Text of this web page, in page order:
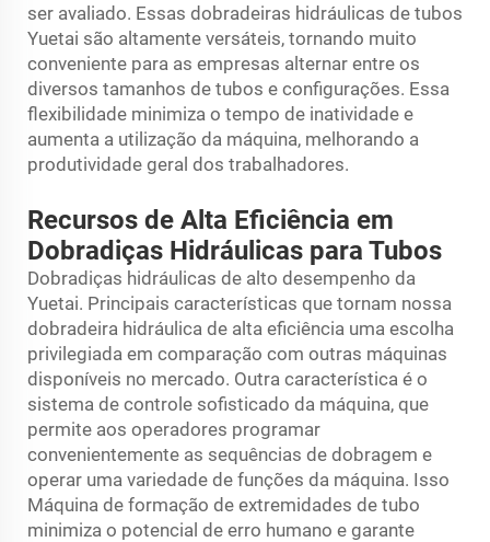
ser avaliado. Essas dobradeiras hidráulicas de tubos
Yuetai são altamente versáteis, tornando muito
conveniente para as empresas alternar entre os
diversos tamanhos de tubos e configurações. Essa
flexibilidade minimiza o tempo de inatividade e
aumenta a utilização da máquina, melhorando a
produtividade geral dos trabalhadores.
Recursos de Alta Eficiência em
Dobradiças Hidráulicas para Tubos
Dobradiças hidráulicas de alto desempenho da
Yuetai. Principais características que tornam nossa
dobradeira hidráulica de alta eficiência uma escolha
privilegiada em comparação com outras máquinas
disponíveis no mercado. Outra característica é o
sistema de controle sofisticado da máquina, que
permite aos operadores programar
convenientemente as sequências de dobragem e
operar uma variedade de funções da máquina. Isso
Máquina de formação de extremidades de tubo
minimiza o potencial de erro humano e garante